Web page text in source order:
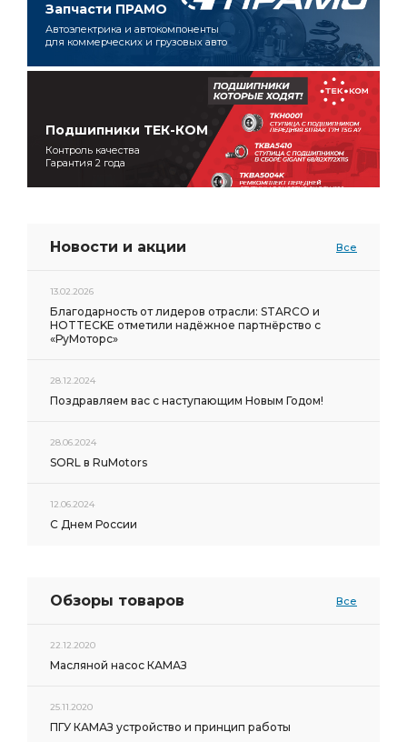
Запчасти ПРАМО
Автоэлектрика и автокомпоненты
для коммерческих и грузовых авто
Подшипники ТЕК-КОМ
Контроль качества
Гарантия 2 года
Новости и акции Все
13.02.2026
Благодарность от лидеров отрасли: STARCO и
HOTTECKE отметили надёжное партнёрство с
«РуМоторс»
28.12.2024
Поздравляем вас с наступающим Новым Годом!
28.06.2024
SORL в RuMotors
12.06.2024
С Днем России
Обзоры товаров Все
22.12.2020
Масляной насос КАМАЗ
25.11.2020
ПГУ КАМАЗ устройство и принцип работы